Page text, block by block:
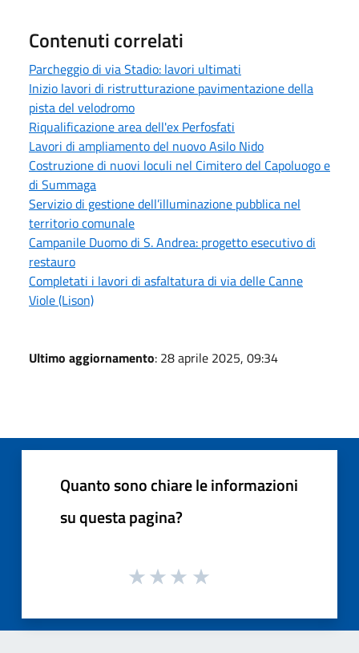
Contenuti correlati
Parcheggio di via Stadio: lavori ultimati
Inizio lavori di ristrutturazione pavimentazione della
pista del velodromo
Riqualificazione area dell'ex Perfosfati
Lavori di ampliamento del nuovo Asilo Nido
Costruzione di nuovi loculi nel Cimitero del Capoluogo e
di Summaga
Servizio di gestione dell’illuminazione pubblica nel
territorio comunale
Campanile Duomo di S. Andrea: progetto esecutivo di
restauro
Completati i lavori di asfaltatura di via delle Canne
Viole (Lison)
Ultimo aggiornamento: 28 aprile 2025, 09:34
Quanto sono chiare le informazioni
su questa pagina?